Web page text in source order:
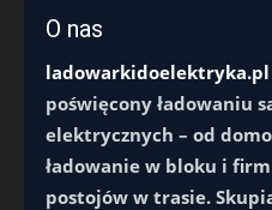
O nas
ladowarkidoelektryka.pl
poświęcony ładowaniu
elektrycznych – od
ładowanie w bloku i
postojów w trasie.